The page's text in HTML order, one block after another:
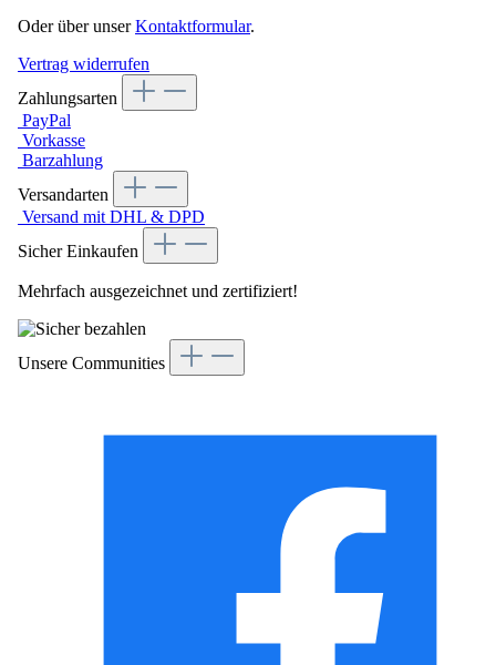
Oder über unserKontaktformular.
Vertrag widerrufen
Zahlungsarten
PayPal
Vorkasse
Barzahlung
Versandarten
Versand mit DHL & DPD
Sicher Einkaufen
Mehrfach ausgezeichnet und zertifiziert!
Unsere Communities